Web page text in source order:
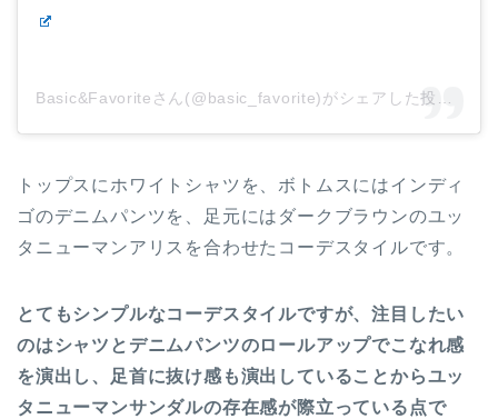
Basic&Favoriteさん(@basic_favorite)がシェアした投稿
トップスにホワイトシャツを、ボトムスにはインディ
ゴのデニムパンツを、足元にはダークブラウンのユッ
タニューマンアリスを合わせたコーデスタイルです。
とてもシンプルなコーデスタイルですが、注目したい
のはシャツとデニムパンツのロールアップでこなれ感
を演出し、足首に抜け感も演出していることからユッ
タニューマンサンダルの存在感が際立っている点で